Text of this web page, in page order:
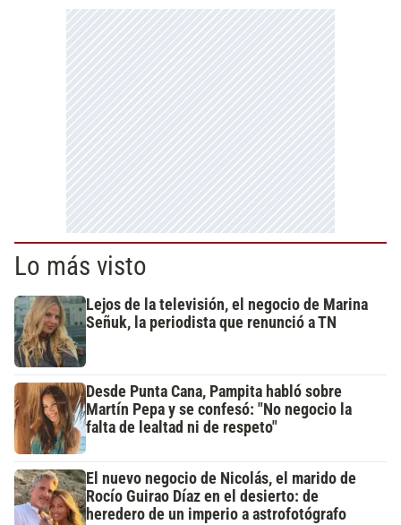
Lo más visto
Lejos de la televisión, el negocio de Marina
Señuk, la periodista que renunció a TN
Desde Punta Cana, Pampita habló sobre
Martín Pepa y se confesó: "No negocio la
falta de lealtad ni de respeto"
El nuevo negocio de Nicolás, el marido de
Rocío Guirao Díaz en el desierto: de
heredero de un imperio a astrofotógrafo